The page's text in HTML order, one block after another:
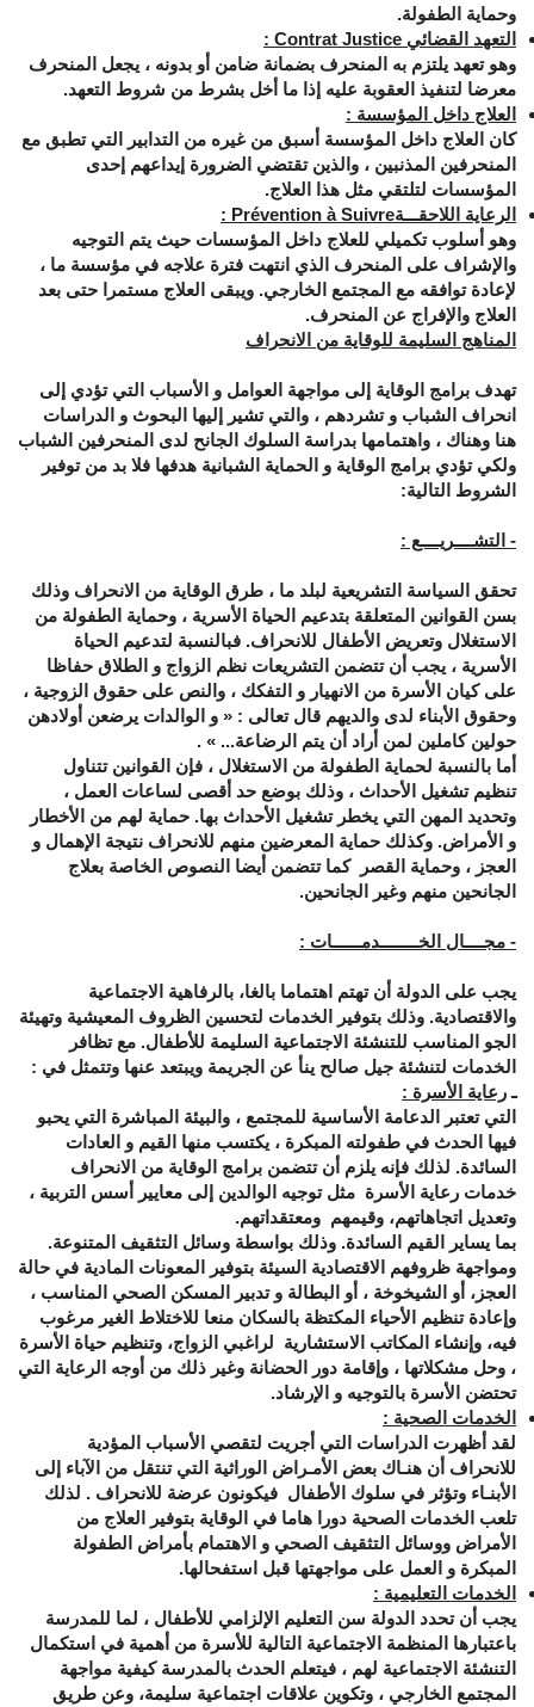
وحماية الطفولة.
التعهد القضائي Contrat Justice
:
وهو تعهد يلتزم به المنحرف بضمانة ضامن أو بدونه ، يجعل المنحرف
معرضا لتنفيذ العقوبة عليه إذا ما أخل بشرط من شروط التعهد.
العلاج داخل المؤسسة :
كان العلاج داخل المؤسسة أسبق من غيره من التدابير التي تطبق مع
المنحرفين المذنبين ، والذين تقتضي الضرورة إيداعهم إحدى
المؤسسات لتلتقي مثل هذا العلاج.
الرعاية اللاحقـــةPrévention à Suivre
:
وهو أسلوب تكميلي للعلاج داخل المؤسسات حيث يتم التوجيه
والإشراف على المنحرف الذي انتهت فترة علاجه في مؤسسة ما ،
لإعادة توافقه مع المجتمع الخارجي. ويبقى العلاج مستمرا حتى بعد
العلاج والإفراج عن المنحرف.
المناهج السليمة للوقاية من الانحراف
تهدف برامج الوقاية إلى مواجهة العوامل و الأسباب التي تؤدي إلى
انحراف الشباب و تشردهم ، والتي تشير إليها البحوث و الدراسات
هنا وهناك ، واهتمامها بدراسة السلوك الجانح لدى المنحرفين الشباب
ولكي تؤدي برامج الوقاية و الحماية الشبانية هدفها فلا بد من توفير
الشروط التالية:
- التشــــريــــع :
تحقق السياسة التشريعية لبلد ما ، طرق الوقاية من الانحراف وذلك
بسن القوانين المتعلقة بتدعيم الحياة الأسرية ، وحماية الطفولة من
الاستغلال وتعريض الأطفال للانحراف. فبالنسبة لتدعيم الحياة
الأسرية ، يجب أن تتضمن التشريعات نظم الزواج و الطلاق حفاظا
على كيان الأسرة من الانهيار و التفكك ، والنص على حقوق الزوجية ،
وحقوق الأبناء لدى والديهم قال تعالى : » و الوالدات يرضعن أولادهن
حولين كاملين لمن أراد أن يتم الرضاعة... «
.
أما بالنسبة لحماية الطفولة من الاستغلال ، فإن القوانين تتناول
تنظيم تشغيل الأحداث ، وذلك بوضع حد أقصى لساعات العمل ،
وتحديد المهن التي يخطر تشغيل الأحداث بها. حماية لهم من الأخطار
و الأمراض. وكذلك حماية المعرضين منهم للانحراف نتيجة الإهمال و
العجز ، وحماية القصر كما تتضمن أيضا النصوص الخاصة بعلاج
الجانحين منهم وغير الجانحين.
- مجــــال الخــــــــدمــــــات :
يجب على الدولة أن تهتم اهتماما بالغا، بالرفاهية الاجتماعية
والاقتصادية. وذلك بتوفير الخدمات لتحسين الظروف المعيشية وتهيئة
الجو المناسب للتنشئة الاجتماعية السليمة للأطفال. مع تظافر
الخدمات لتنشئة جيل صالح ينأ عن الجريمة ويبتعد عنها وتتمثل في :
ـرعاية الأسرة :
التي تعتبر الدعامة الأساسية للمجتمع ، والبيئة المباشرة التي يحبو
فيها الحدث في طفولته المبكرة ، يكتسب منها القيم و العادات
السائدة. لذلك فإنه يلزم أن تتضمن برامج الوقاية من الانحراف
خدمات رعاية الأسرة مثل توجيه الوالدين إلى معايير أسس التربية ،
وتعديل اتجاهاتهم، وقيمهم ومعتقداتهم.
بما يساير القيم السائدة. وذلك بواسطة وسائل التثقيف المتنوعة.
ومواجهة ظروفهم الاقتصادية السيئة بتوفير المعونات المادية في حالة
العجز، أو الشيخوخة ، أو البطالة و تدبير المسكن الصحي المناسب ،
وإعادة تنظيم الأحياء المكتظة بالسكان منعا للاختلاط الغير مرغوب
فيه، وإنشاء المكاتب الاستشارية لراغبي الزواج، وتنظيم حياة الأسرة
، وحل مشكلاتها ، وإقامة دور الحضانة وغير ذلك من أوجه الرعاية التي
تحتضن الأسرة بالتوجيه و الإرشاد.
الخدمات الصحية :
لقد أظهرت الدراسات التي أجريت لتقصي الأسباب المؤدية
للانحراف أن هنـاك بعض الأمـراض الوراثية التي تنتقل من الآباء إلى
الأبنـاء وتؤثر في سلوك الأطفال فيكونون عرضة للانحراف . لذلك
تلعب الخدمات الصحية دورا هاما في الوقاية بتوفير العلاج من
الأمراض ووسائل التثقيف الصحي و الاهتمام بأمراض الطفولة
المبكرة و العمل على مواجهتها قبل استفحالها.
الخدمات التعليمية :
يجب أن تحدد الدولة سن التعليم الإلزامي للأطفال ، لما للمدرسة
باعتبارها المنظمة الاجتماعية التالية للأسرة من أهمية في استكمال
التنشئة الاجتماعية لهم ، فيتعلم الحدث بالمدرسة كيفية مواجهة
المجتمع الخارجي ، وتكوين علاقات اجتماعية سليمة، وعن طريق